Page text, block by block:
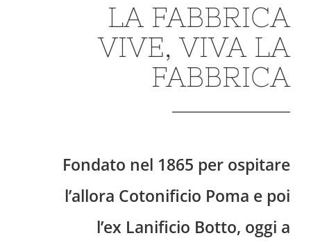
LA FABBRICA
VIVE, VIVA LA
FABBRICA
Fondato nel 1865 per ospitare
l’allora Cotonificio Poma e poi
l’ex Lanificio Botto, oggi a